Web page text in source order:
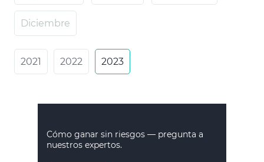
Diciembre
2021 2022 2023
Cómo ganar sin riesgos — pregunta a
nuestros expertos.